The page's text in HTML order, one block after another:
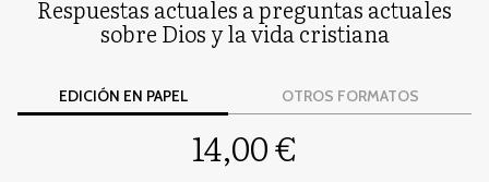
Respuestas actuales a preguntas actuales
sobre Dios y la vida cristiana
EDICIÓN EN PAPEL OTROS FORMATOS
14,00 €